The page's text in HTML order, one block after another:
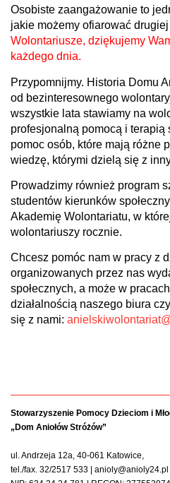
Osobiste zaangażowanie to
jakie możemy ofiarować
Wolontariusze, dziękujemy
każdego dnia.
Przypomnijmy. Historia Domu
od bezinteresownego
wszystkie lata stawiamy na
profesjonalną pomocą i terapią
pomoc osób, które mają różne
wiedzę, którymi dzielą się z
Prowadzimy również program
studentów kierunków
Akademię Wolontariatu, w
wolontariuszy rocznie.
Chcesz pomóc nam w pracy z
organizowanych przez nas
społecznych, a może w
działalnością naszego biura
się z nami:
Stowarzyszenie Pomocy Dzieciom i
„Dom Aniołów Stróżów”
ul. Andrzeja 12a, 40-061 Katowice,
tel./fax. 32/2517 533 | anioly@anioly24.pl